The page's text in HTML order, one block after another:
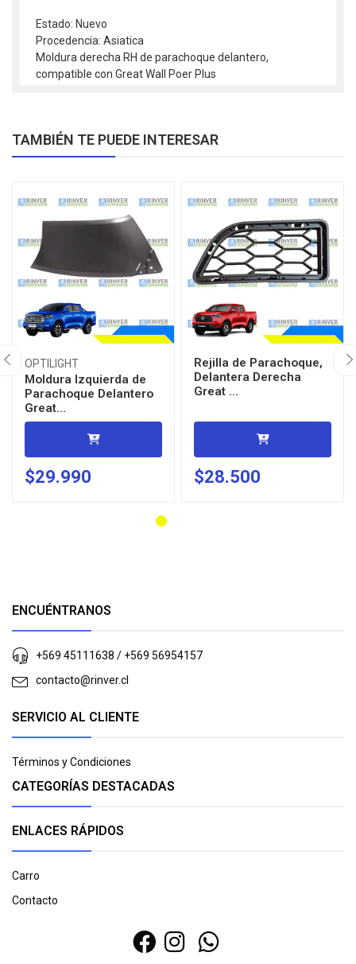
Estado: Nuevo
Procedencia: Asiatica
Moldura derecha RH de parachoque delantero,
compatible con Great Wall Poer Plus
TAMBIÉN TE PUEDE INTERESAR
OPTILIGHT
Moldura Izquierda de
Parachoque Delantero
Great...
$29.990
Rejilla de Parachoque,
Delantera Derecha
Great ...
$28.500
ENCUÉNTRANOS
+569 45111638 / +569 56954157
contacto@rinver.cl
SERVICIO AL CLIENTE
Términos y Condiciones
CATEGORÍAS DESTACADAS
ENLACES RÁPIDOS
Carro
Contacto